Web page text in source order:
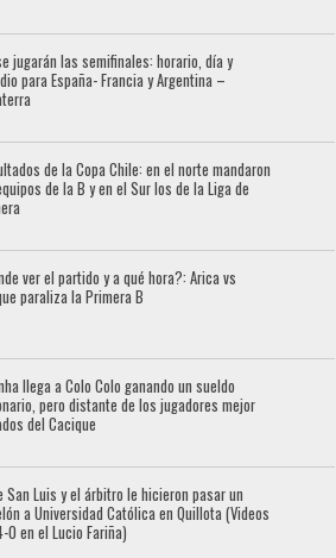
jugarán las semifinales: horario, día y
para España- Francia y Argentina –
de la Copa Chile: en el norte mandaron
de la B y en el Sur los de la Liga de
ver el partido y a qué hora?: Arica vs
paraliza la Primera B
llega a Colo Colo ganando un sueldo
pero distante de los jugadores mejor
del Cacique
San Luis y el árbitro le hicieron pasar un
a Universidad Católica en Quillota (Videos
0 en el Lucio Fariña)